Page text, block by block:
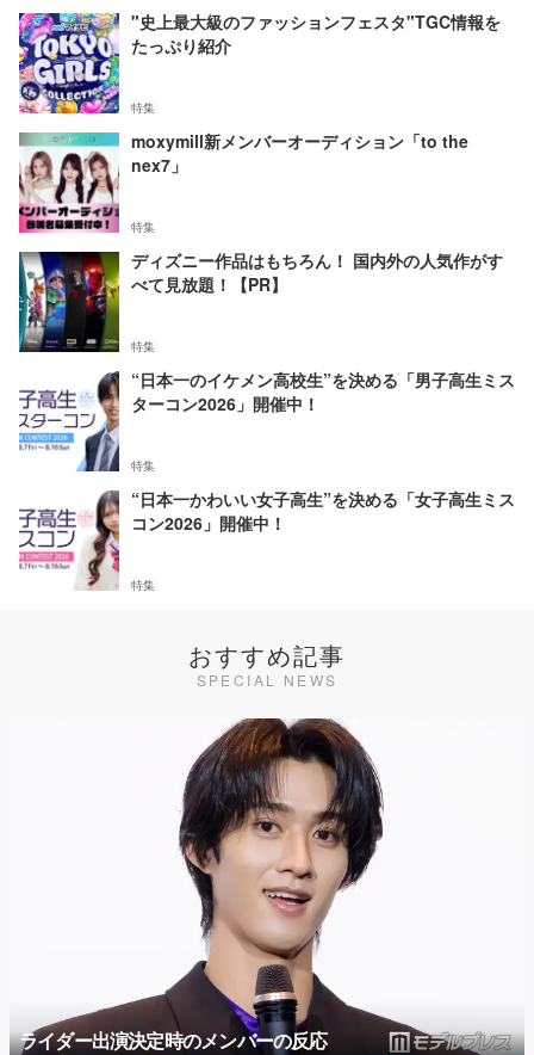
"史上最大級のファッションフェスタ"TGC情報を
たっぷり紹介
特集
moxymill新メンバーオーディション「to the
nex7」
特集
ディズニー作品はもちろん！ 国内外の人気作がす
べて見放題！【PR】
特集
“日本一のイケメン高校生”を決める「男子高生ミス
ターコン2026」開催中！
特集
“日本一かわいい女子高生”を決める「女子高生ミス
コン2026」開催中！
特集
おすすめ記事
SPECIAL NEWS
ライダー出演決定時のメンバーの反応